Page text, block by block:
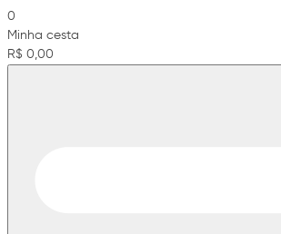
0
Minha cesta
R$ 0,00